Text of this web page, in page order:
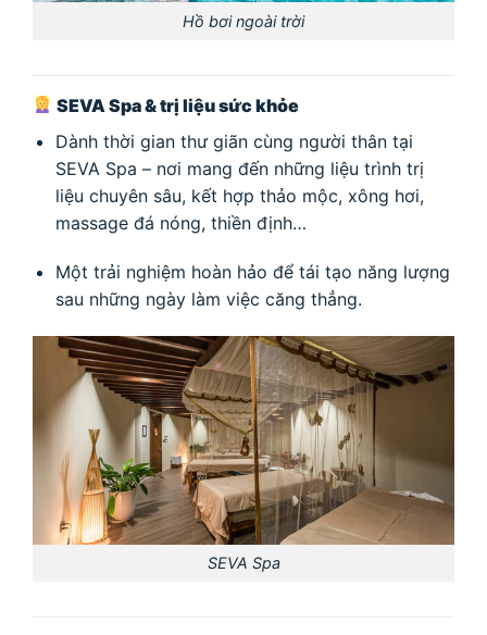
Hồ bơi ngoài trời
SEVA Spa & trị liệu sức khỏe
Dành thời gian thư giãn cùng người thân tại
SEVA Spa – nơi mang đến những liệu trình trị
liệu chuyên sâu, kết hợp thảo mộc, xông hơi,
massage đá nóng, thiền định…
Một trải nghiệm hoàn hảo để tái tạo năng lượng
sau những ngày làm việc căng thẳng.
SEVA Spa